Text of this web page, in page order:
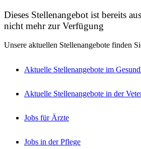
Dieses Stellenangebot ist bereits
nicht mehr zur Verfügung
Unsere aktuellen Stellenangebote finden
Aktuelle Stellenangebote im
Aktuelle Stellenangebote in der
Jobs für Ärzte
Jobs in der Pflege